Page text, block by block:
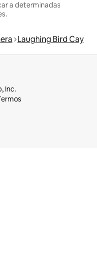
a determinadas
Laughing Bird Cay
Inc.